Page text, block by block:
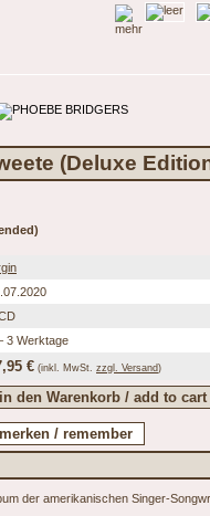
(Deluxe
3 Werktage
€ (inkl. MwSt. zzgl. Versand)
der amerikanischen Singer-